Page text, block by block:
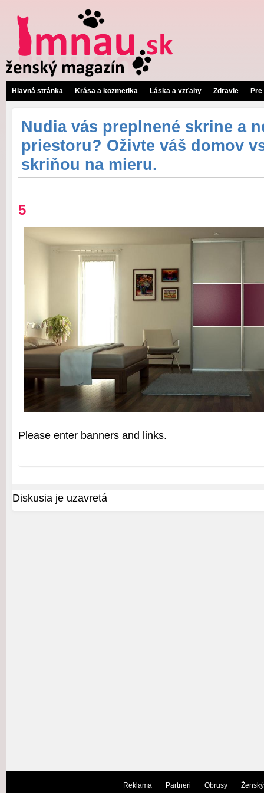
Hlavná stránka Krása a kozmetika Láska a vzťahy Zdravie
Nudia vás preplnené skrine a
priestoru? Oživte váš domov
skriňou na mieru.
5
Please enter banners and links.
Diskusia je uzavretá
Reklama Partneri Obrusy